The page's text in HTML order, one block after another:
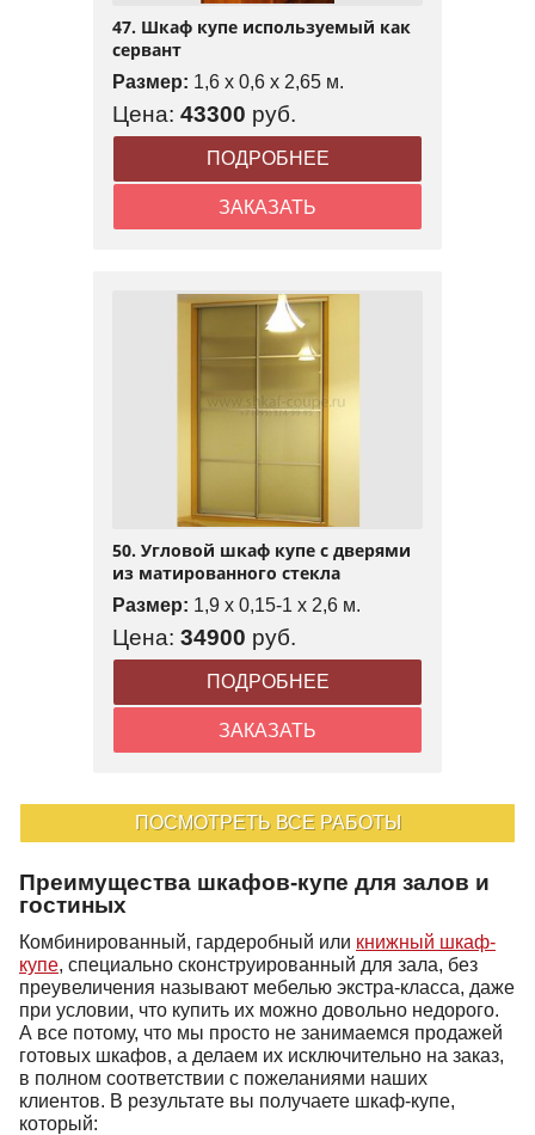
47. Шкаф купе используемый как
сервант
Размер: 1,6 x 0,6 x 2,65 м.
Цена: 43300 руб.
ПОДРОБНЕЕ
ЗАКАЗАТЬ
50. Угловой шкаф купе с дверями
из матированного стекла
Размер: 1,9 x 0,15-1 x 2,6 м.
Цена: 34900 руб.
ПОДРОБНЕЕ
ЗАКАЗАТЬ
ПОСМОТРЕТЬ ВСЕ РАБОТЫ
Преимущества шкафов-купе для залов и
гостиных
Комбинированный, гардеробный или книжный шкаф-
купе, специально сконструированный для зала, без
преувеличения называют мебелью экстра-класса, даже
при условии, что купить их можно довольно недорого.
А все потому, что мы просто не занимаемся продажей
готовых шкафов, а делаем их исключительно на заказ,
в полном соответствии с пожеланиями наших
клиентов. В результате вы получаете шкаф-купе,
который: